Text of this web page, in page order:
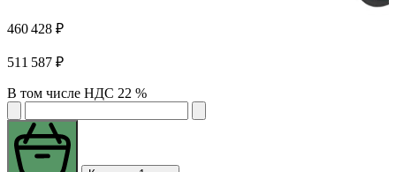
460 428 ₽
511 587 ₽
В том числе НДС 22 %